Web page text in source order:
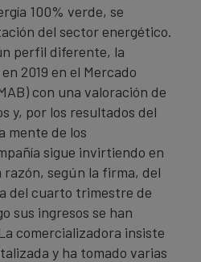
100% verde, se
del sector energético.
perfil diferente, la
2019 en el Mercado
con una valoración de
y, por los resultados del
mente de los
sigue invirtiendo en
razón, según la firma, del
del cuarto trimestre de
sus ingresos se han
comercializadora insiste
y ha tomado varias